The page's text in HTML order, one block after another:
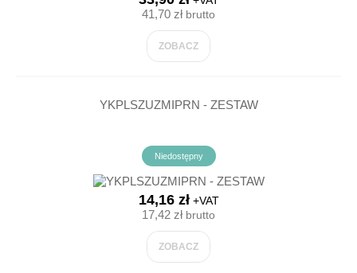
41,70 złbrutto
ZOBACZ
YKPLSZUZMIPRN - ZESTAW
Niedostępny
14,16 zł+VAT
17,42 złbrutto
ZOBACZ